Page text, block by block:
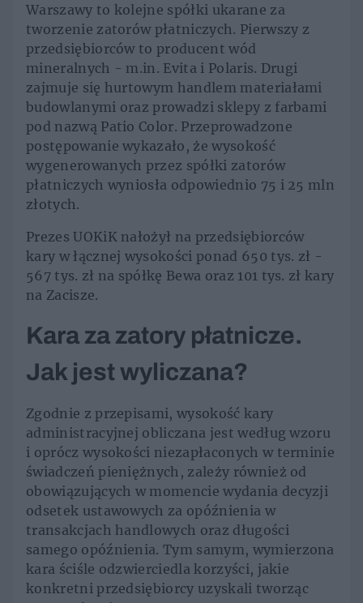
Warszawy to kolejne spółki ukarane za
tworzenie zatorów płatniczych. Pierwszy z
przedsiębiorców to producent wód
mineralnych - m.in. Evita i Polaris. Drugi
zajmuje się hurtowym handlem materiałami
budowlanymi oraz prowadzi sklepy z farbami
pod nazwą Patio Color. Przeprowadzone
postępowanie wykazało, że wysokość
wygenerowanych przez spółki zatorów
płatniczych wyniosła odpowiednio 75 i 25 mln
złotych.
Prezes UOKiK nałożył na przedsiębiorców
kary w łącznej wysokości ponad 650 tys. zł -
567 tys. zł na spółkę Bewa oraz 101 tys. zł kary
na Zacisze.
Kara za zatory płatnicze.
Jak jest wyliczana?
Zgodnie z przepisami, wysokość kary
administracyjnej obliczana jest według wzoru
i oprócz wysokości niezapłaconych w terminie
świadczeń pieniężnych, zależy również od
obowiązujących w momencie wydania decyzji
odsetek ustawowych za opóźnienia w
transakcjach handlowych oraz długości
samego opóźnienia. Tym samym, wymierzona
kara ściśle odzwierciedla korzyści, jakie
konkretni przedsiębiorcy uzyskali tworząc